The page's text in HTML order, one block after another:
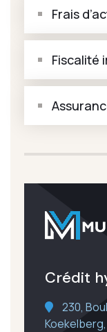
Frais
Fiscalité
Crédit
230,